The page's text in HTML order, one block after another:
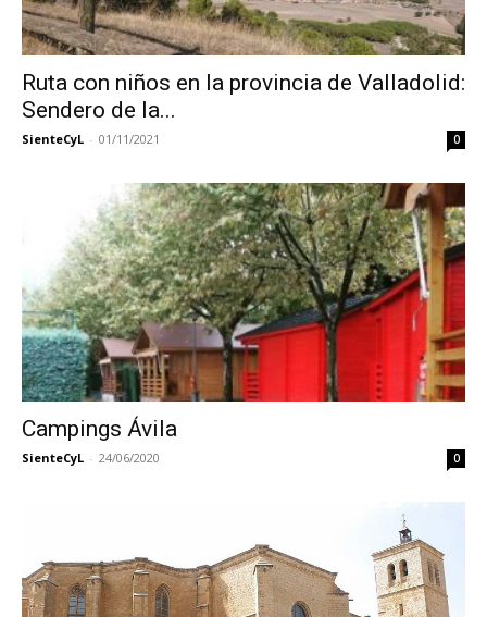
Ruta con niños en la provincia de Valladolid:
Sendero de la...
SienteCyL - 01/11/2021 0
Campings Ávila
SienteCyL - 24/06/2020 0